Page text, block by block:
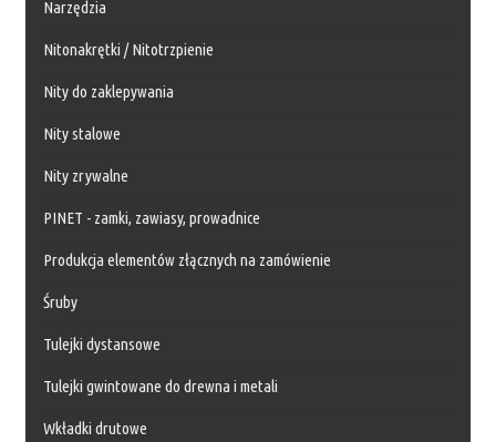
Narzędzia
Nitonakrętki / Nitotrzpienie
Nity do zaklepywania
Nity stalowe
Nity zrywalne
PINET - zamki, zawiasy, prowadnice
Produkcja elementów złącznych na zamówienie
Śruby
Tulejki dystansowe
Tulejki gwintowane do drewna i metali
Wkładki drutowe